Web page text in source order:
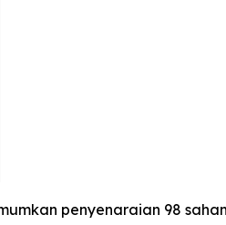
penyenaraian 98